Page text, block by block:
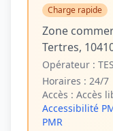
Charge rapide
Zone
Tertres,
Opérateur :
Horaires : 24/7
Accès : Accès
Accessibilité
PMR